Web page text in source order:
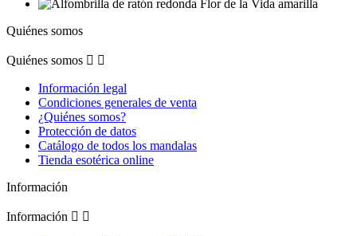
Quiénes somos
Quiénes somos  
Información legal
Condiciones generales de venta
¿Quiénes somos?
Protección de datos
Catálogo de todos los mandalas
Tienda esotérica online
Información
Información  